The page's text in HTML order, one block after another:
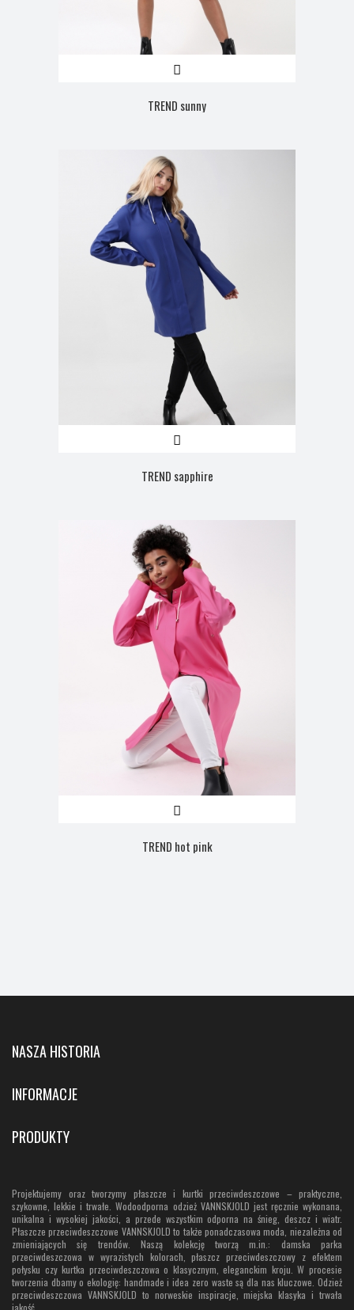
TREND sunny
TREND sapphire
TREND hot pink
NASZA HISTORIA
INFORMACJE
PRODUKTY
Projektujemy oraz tworzymy płaszcze i kurtki przeciwdeszczowe – praktyczne,
szykowne, lekkie i trwałe. Wodoodporna odzież VANNSKJOLD jest ręcznie wykonana,
unikalna i wysokiej jakości, a przede wszystkim odporna na śnieg, deszcz i wiatr.
Płaszcze przeciwdeszczowe VANNSKJOLD to także ponadczasowa moda, niezależna od
zmieniających się trendów. Naszą kolekcję tworzą m.in.: damska parka
przeciwdeszczowa w wyrazistych kolorach, płaszcz przeciwdeszczowy z efektem
połysku czy kurtka przeciwdeszczowa o klasycznym, eleganckim kroju. W procesie
tworzenia dbamy o ekologię: handmade i idea zero waste są dla nas kluczowe. Odzież
przeciwdeszczowa VANNSKJOLD to norweskie inspiracje, miejska klasyka i trwała